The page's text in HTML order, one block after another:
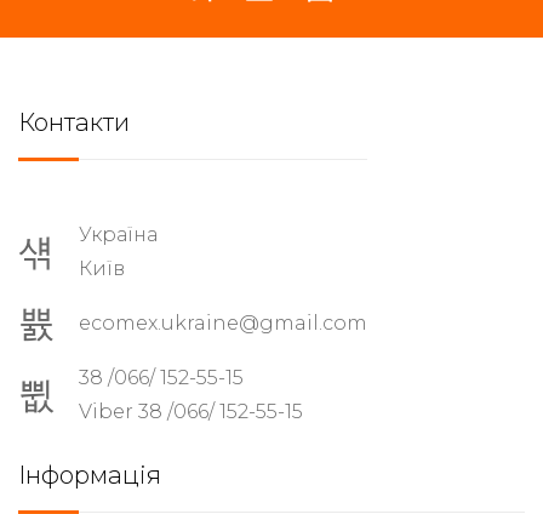
Контакти
Україна
Київ
ecomex.ukraine@gmail.com
38 /066/ 152-55-15
Viber 38 /066/ 152-55-15
Інформація